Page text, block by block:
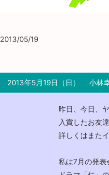
2013/05/19
2013年5月19日（日） 小林
昨日、今日、
入賞したお友
詳しくはまた
私は7月の発表